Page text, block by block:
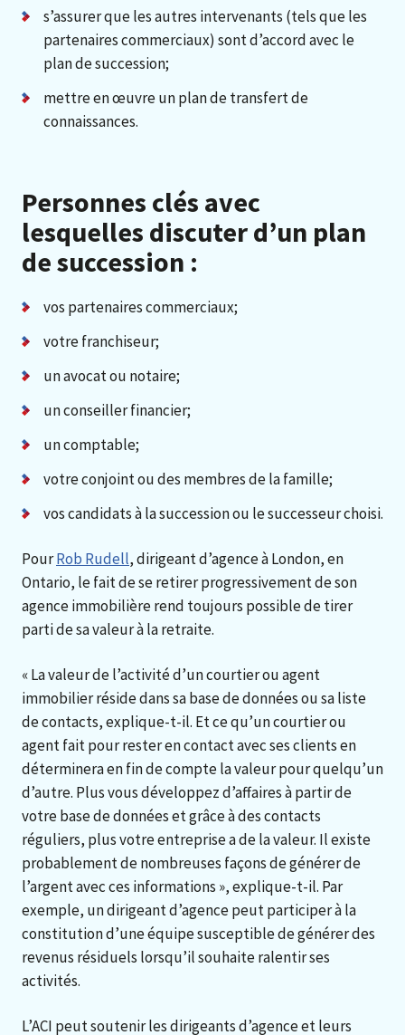
s’assurer que les autres intervenants (tels que les
partenaires commerciaux) sont d’accord avec le
plan de succession;
mettre en œuvre un plan de transfert de
connaissances.
Personnes clés avec
lesquelles discuter d’un plan
de succession :
vos partenaires commerciaux;
votre franchiseur;
un avocat ou notaire;
un conseiller financier;
un comptable;
votre conjoint ou des membres de la famille;
vos candidats à la succession ou le successeur choisi.
PourRob Rudell, dirigeant d’agence à London, en
Ontario, le fait de se retirer progressivement de son
agence immobilière rend toujours possible de tirer
parti de sa valeur à la retraite.
« La valeur de l’activité d’un courtier ou agent
immobilier réside dans sa base de données ou sa liste
de contacts, explique-t-il. Et ce qu’un courtier ou
agent fait pour rester en contact avec ses clients en
déterminera en fin de compte la valeur pour quelqu’un
d’autre. Plus vous développez d’affaires à partir de
votre base de données et grâce à des contacts
réguliers, plus votre entreprise a de la valeur. Il existe
probablement de nombreuses façons de générer de
l’argent avec ces informations », explique-t-il. Par
exemple, un dirigeant d’agence peut participer à la
constitution d’une équipe susceptible de générer des
revenus résiduels lorsqu’il souhaite ralentir ses
activités.
L’ACI peut soutenir les dirigeants d’agence et leurs